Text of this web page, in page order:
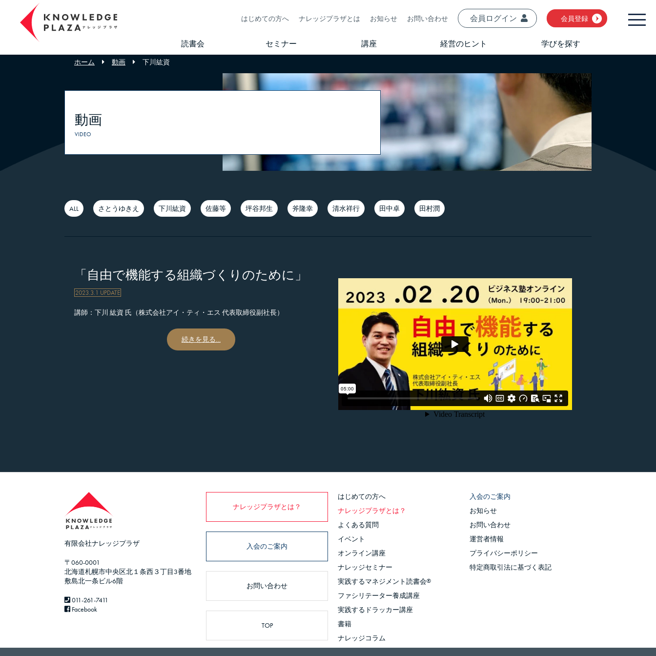
はじめての方へ ナレッジプラザとは お知らせ お問い合わせ 会員ログイン 会員登録
読書会 セミナー 講座 経営のヒント 学びを探す
ホーム 動画 下川紘資
動画
VIDEO
ALL さとうゆきえ 下川紘資 佐藤等 坪谷邦生 斧隆幸 清水祥行 田中卓 田村潤
「自由で機能する組織づくりのために」
2023.3.1 UPDATE
講師：下川 紘資 氏（株式会社アイ・ティ・エス 代表取締役副社長）
続きを見る…
有限会社ナレッジプラザ
〒060-0001
北海道札幌市中央区北１条西３丁目3番地
敷島北一条ビル6階
011-261-7411
Facebook
ナレッジプラザとは？
入会のご案内
お問い合わせ
TOP
はじめての方へ
ナレッジプラザとは？
よくある質問
イベント
オンライン講座
ナレッジセミナー
実践するマネジメント読書会®
ファシリテーター養成講座
実践するドラッカー講座
書籍
ナレッジコラム
入会のご案内
お知らせ
お問い合わせ
運営者情報
プライバシーポリシー
特定商取引法に基づく表記